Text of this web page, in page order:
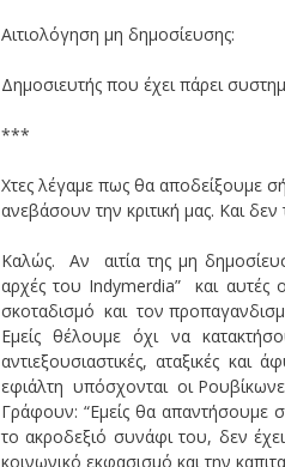
Αιτιολόγηση μη δημοσίευσης:
Δημοσιευτής που έχει πάρει
***
Χτες λέγαμε πως θα αποδείξουμε
ανεβάσουν την κριτική μας. Και
Καλώς. Αν αιτία της μη
αρχές του Indymerdia” και
σκοταδισμό και τον προπαγανδισμό
Εμείς θέλουμε όχι να
αντιεξουσιαστικές, αταξικές
εφιάλτη υπόσχονται οι
Γράφουν: “Eμείς θα απαντήσουμε
το ακροδεξιό συνάφι του, δεν
κοινωνικό εκφασισμό και την